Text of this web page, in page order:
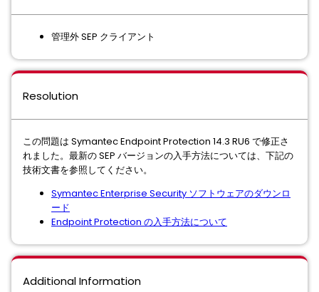
管理外 SEP クライアント
Resolution
この問題は Symantec Endpoint Protection 14.3 RU6 で修正さ
れました。最新の SEP バージョンの入手方法については、下記の
技術文書を参照してください。
Symantec Enterprise Security ソフトウェアのダウンロ
ード
Endpoint Protection の入手方法について
Additional Information